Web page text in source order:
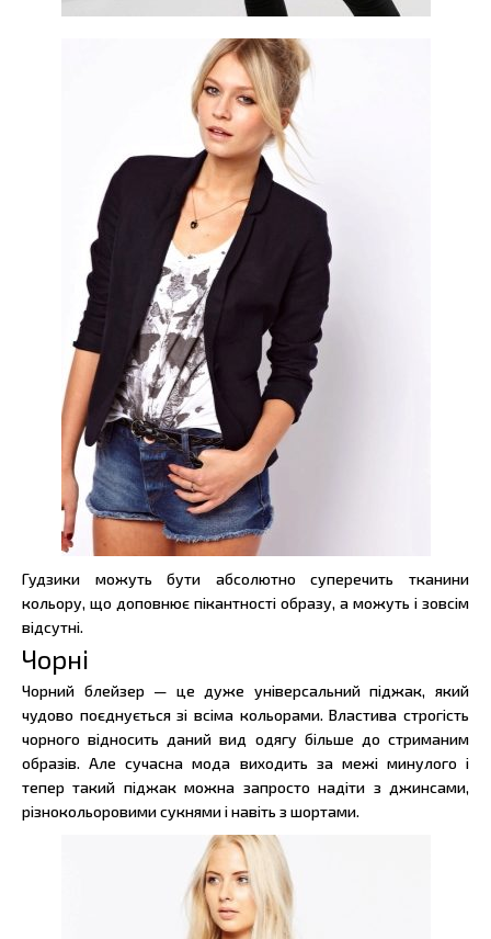
Гудзики можуть бути абсолютно суперечить тканини
кольору, що доповнює пікантності образу, а можуть і зовсім
відсутні.
Чорні
Чорний блейзер — це дуже універсальний піджак, який
чудово поєднується зі всіма кольорами. Властива строгість
чорного відносить даний вид одягу більше до стриманим
образів. Але сучасна мода виходить за межі минулого і
тепер такий піджак можна запросто надіти з джинсами,
різнокольоровими сукнями і навіть з шортами.